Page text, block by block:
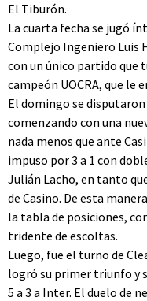
El Tiburón.
La cuarta fecha se jugó
Complejo Ingeniero Luis
con un único partido
campeón UOCRA, que le
El domingo se
comenzando con una
nada menos que ante
impuso por 3 a 1 con
Julián Lacho, en tanto
de Casino. De esta
la tabla de posiciones,
tridente de escoltas.
Luego, fue el turno de
logró su primer triunfo y
5 a 3 a Inter. El duelo de